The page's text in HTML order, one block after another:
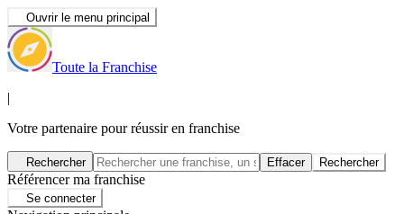
Ouvrir le menu principal
Toute la Franchise
|
Votre partenaire pour réussir en franchise
Rechercher Effacer Rechercher
Référencer ma franchise
Se connecter